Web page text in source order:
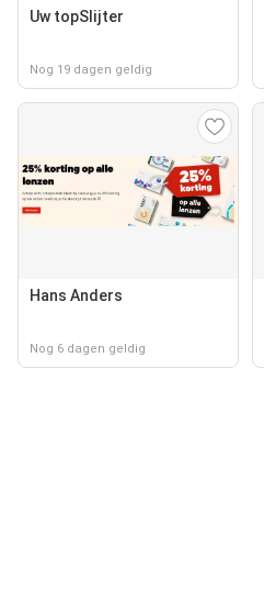
Uw topSlijter
Nog 19 dagen geldig
Hans Anders
Nog 6 dagen geldig